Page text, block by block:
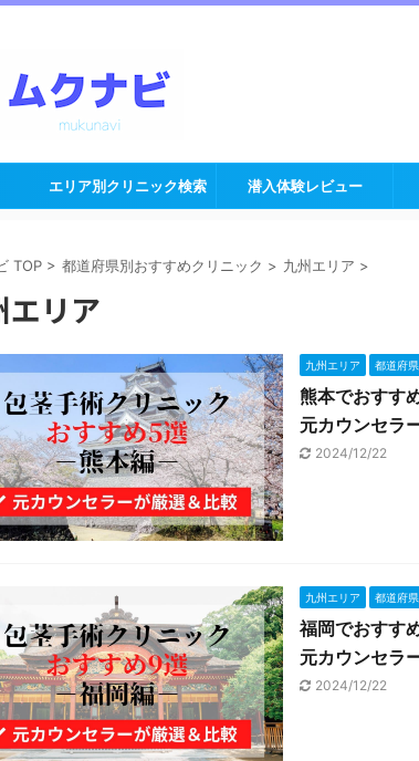
エリア別クリニック検索 潜入体験レビュー
TOP > 都道府県別おすすめクリニック > 九州エリア >
エリア
九州エリア 都道府
熊本でおすす
元カウンセラ
2024/12/22
九州エリア 都道府
福岡でおすす
元カウンセラ
2024/12/22